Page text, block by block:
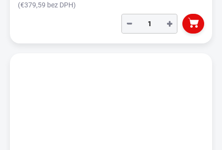
(€379,59 bez DPH)
+
−